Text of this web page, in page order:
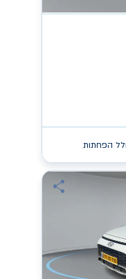
הפחתות